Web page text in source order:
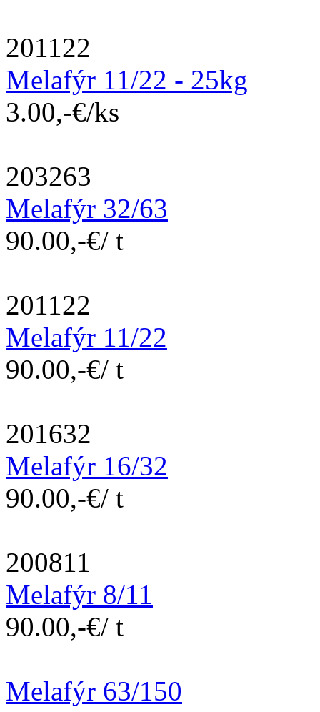
201122
Melafýr 11/22 - 25kg
3.00,-€/ks
203263
Melafýr 32/63
90.00,-€/ t
201122
Melafýr 11/22
90.00,-€/ t
201632
Melafýr 16/32
90.00,-€/ t
200811
Melafýr 8/11
90.00,-€/ t
Melafýr 63/150